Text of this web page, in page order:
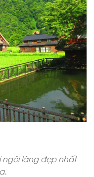
ngôi làng đẹp nhất